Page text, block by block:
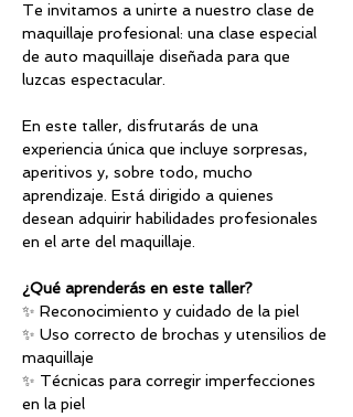
Te invitamos a unirte a nuestro clase de
maquillaje profesional: una clase especial
de auto maquillaje diseñada para que
luzcas espectacular.
En este taller, disfrutarás de una
experiencia única que incluye sorpresas,
aperitivos y, sobre todo, mucho
aprendizaje. Está dirigido a quienes
desean adquirir habilidades profesionales
en el arte del maquillaje.
¿Qué aprenderás en este taller?
✨ Reconocimiento y cuidado de la piel
✨ Uso correcto de brochas y utensilios de
maquillaje
✨ Técnicas para corregir imperfecciones
en la piel